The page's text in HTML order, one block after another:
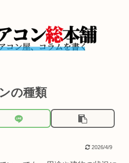
の種類
2026/4/9